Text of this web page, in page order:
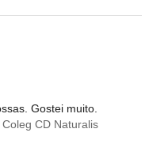
Gostei muito.
CD Naturalis